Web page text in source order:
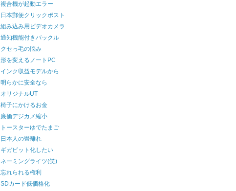
複合機が起動エラー
日本郵便クリックポスト
組み込み用ビデオカメラ
通知機能付きバックル
クセっ毛の悩み
形を変えるノートPC
インク収益モデルから
明らかに安全なら
オリジナルUT
椅子にかけるお金
廉価デジカメ縮小
トースターゆでたまご
日本人の畳離れ
ギガビット化したい
ネーミングライツ(笑)
忘れられる権利
SDカード低価格化